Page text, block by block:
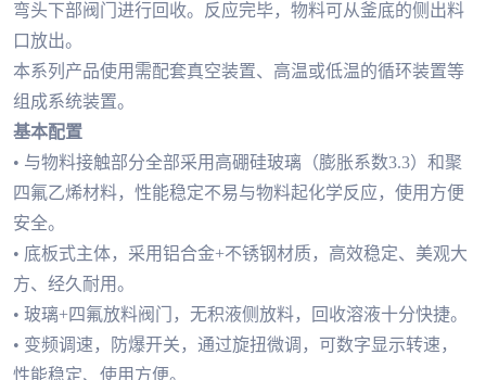
弯头下部阀门进行回收。反应完毕，物料可从釜底的侧出料
口放出。
本系列产品使用需配套真空装置、高温或低温的循环装置等
组成系统装置。
基本配置
• 与物料接触部分全部采用高硼硅玻璃（膨胀系数3.3）和聚
四氟乙烯材料，性能稳定不易与物料起化学反应，使用方便
安全。
• 底板式主体，采用铝合金+不锈钢材质，高效稳定、美观大
方、经久耐用。
• 玻璃+四氟放料阀门，无积液侧放料，回收溶液十分快捷。
• 变频调速，防爆开关，通过旋扭微调，可数字显示转速，
性能稳定、使用方便。